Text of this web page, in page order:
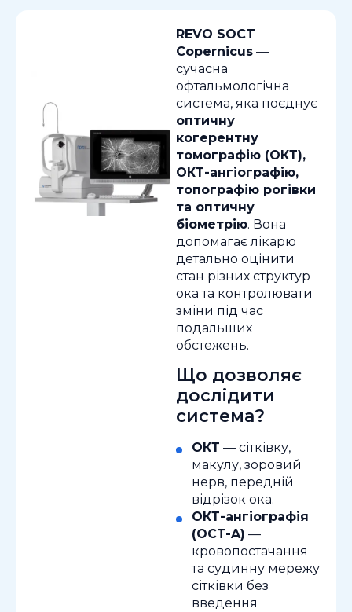
REVO SOCT
Copernicus —
сучасна
офтальмологічна
система, яка поєднує
оптичну
когерентну
томографію (ОКТ),
ОКТ-ангіографію,
топографію рогівки
та оптичну
біометрію. Вона
допомагає лікарю
детально оцінити
стан різних структур
ока та контролювати
зміни під час
подальших
обстежень.
Що дозволяє
дослідити
система?
ОКТ — сітківку,
макулу, зоровий
нерв, передній
відрізок ока.
ОКТ-ангіографія
(OCT-A) —
кровопостачання
та судинну мережу
сітківки без
введення